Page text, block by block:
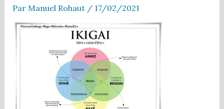
Par Manuel Rohaut / 17/02/2021